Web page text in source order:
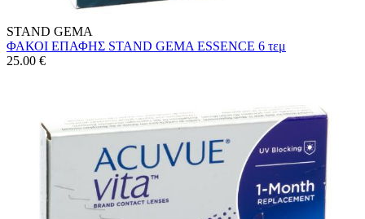
STAND GEMA
ΦΑΚΟΙ ΕΠΑΦΗΣ STAND GEMA ESSENCE 6 τεμ
25.00 €